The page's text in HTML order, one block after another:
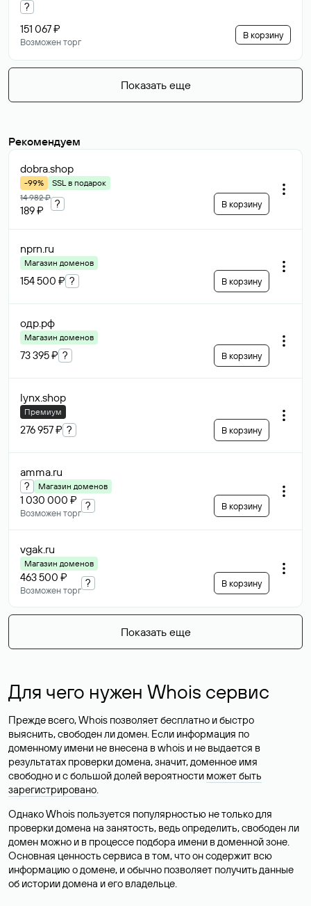
?
151 067 ₽
Возможен торг
В корзину
Показать еще
Рекомендуем
dobra.shop
-99%
SSL в подарок
14 982 ₽
189 ₽
? В корзину
nprn.ru
Магазин доменов
154 500 ₽ ? В корзину
одр.рф
Магазин доменов
73 395 ₽ ? В корзину
lynx.shop
Премиум
276 957 ₽ ? В корзину
amma.ru
? Магазин доменов
1 030 000 ₽
Возможен торг
? В корзину
vgak.ru
Магазин доменов
463 500 ₽
Возможен торг
? В корзину
Показать еще
Для чего нужен Whois сервис
Прежде всего, Whois позволяет бесплатно и быстро
выяснить, свободен ли домен. Если информация по
доменному имени не внесена в whois и не выдается в
результатах проверки домена, значит, доменное имя
свободно и с большой долей вероятности может быть
зарегистрировано.
Однако Whois пользуется популярностью не только для
проверки домена на занятость, ведь определить, свободен ли
домен можно и в процессе подбора имени в доменной зоне.
Основная ценность сервиса в том, что он содержит всю
информацию о домене, и обычно позволяет получить данные
об истории домена и его владельце.